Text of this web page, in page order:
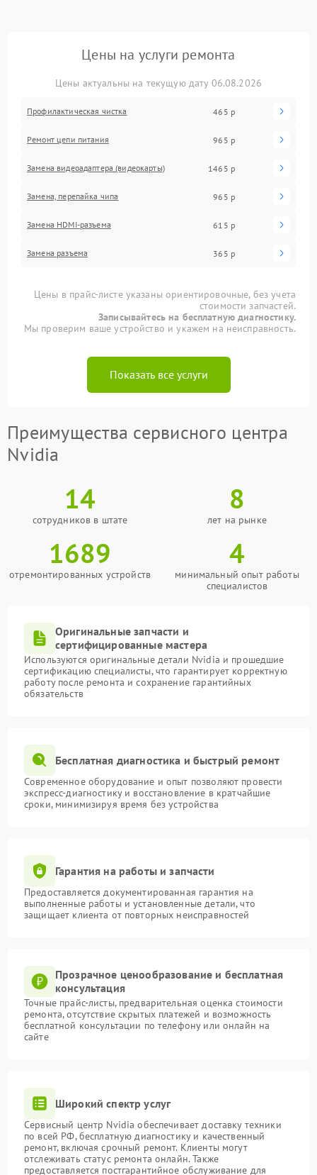
Цены на услуги ремонта
Цены актуальны на текущую дату 06.08.2026
Профилактическая чистка 465 р
Ремонт цепи питания 965 р
Замена видеоадаптера (видеокарты) 1465 р
Замена, перепайка чипа 965 р
Замена HDMI-разъема 615 р
Замена разъема 365 р
Цены в прайс-листе указаны ориентировочные, без учета
стоимости запчастей.
Записывайтесь на бесплатную диагностику.
Мы проверим ваше устройство и укажем на неисправность.
Показать все услуги
Преимущества сервисного центра
Nvidia
14
сотрудников в штате
8
лет на рынке
1689
отремонтированных устройств
4
минимальный опыт работы
специалистов
Оригинальные запчасти и
сертифицированные мастера
Используются оригинальные детали Nvidia и прошедшие
сертификацию специалисты, что гарантирует корректную
работу после ремонта и сохранение гарантийных
обязательств
Бесплатная диагностика и быстрый ремонт
Современное оборудование и опыт позволяют провести
экспресс-диагностику и восстановление в кратчайшие
сроки, минимизируя время без устройства
Гарантия на работы и запчасти
Предоставляется документированная гарантия на
выполненные работы и установленные детали, что
защищает клиента от повторных неисправностей
Прозрачное ценообразование и бесплатная
консультация
Точные прайс-листы, предварительная оценка стоимости
ремонта, отсутствие скрытых платежей и возможность
бесплатной консультации по телефону или онлайн на
сайте
Широкий спектр услуг
Сервисный центр Nvidia обеспечивает доставку техники
по всей РФ, бесплатную диагностику и качественный
ремонт, включая срочный ремонт. Клиенты могут
отслеживать статус ремонта онлайн. Также
предоставляется постгарантийное обслуживание для